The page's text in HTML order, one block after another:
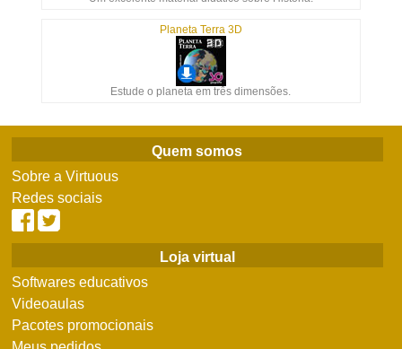
Planeta Terra 3D
Estude o planeta em três dimensões.
Quem somos
Sobre a Virtuous
Redes sociais
Loja virtual
Softwares educativos
Videoaulas
Pacotes promocionais